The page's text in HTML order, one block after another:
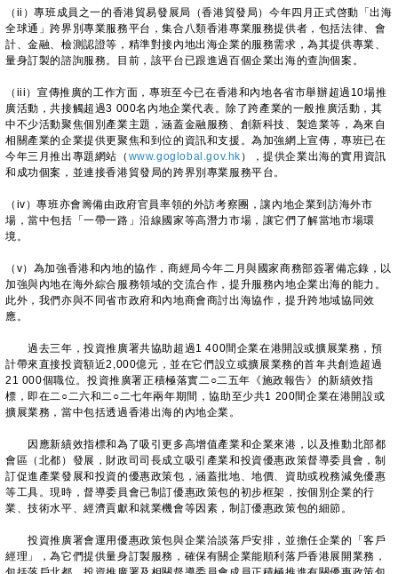
（ii）專班成員之一的香港貿易發展局（香港貿發局）今年四月正式啓動「出海
全球通」跨界別專業服務平台，集合八類香港專業服務提供者，包括法律、會
計、金融、檢測認證等，精準對接內地出海企業的服務需求，為其提供專業、
量身訂製的諮詢服務。目前，該平台已跟進過百個企業出海的查詢個案。
（iii）宣傳推廣的工作方面，專班至今已在香港和內地各省市舉辦超過10場推
廣活動，共接觸超過3 000名內地企業代表。除了跨產業的一般推廣活動，其
中不少活動聚焦個別產業主題，涵蓋金融服務、創新科技、製造業等，為來自
相關產業的企業提供更聚焦和到位的資訊和支援。為加強網上宣傳，專班已在
今年三月推出專題網站（ www.goglobal.gov.hk ），提供企業出海的實用資訊
和成功個案，並連接香港貿發局的跨界別專業服務平台。
（iv）專班亦會籌備由政府官員率領的外訪考察團，讓內地企業到訪海外市
場，當中包括「一帶一路」沿線國家等高潛力市場，讓它們了解當地市場環
境。
（v）為加強香港和內地的協作，商經局今年二月與國家商務部簽署備忘錄，以
加強與內地在海外綜合服務領域的交流合作，提升服務內地企業出海的能力。
此外，我們亦與不同省市政府和內地商會商討出海協作，提升跨地域協同效
應。
過去三年，投資推廣署共協助超過1 400間企業在港開設或擴展業務，預
計帶來直接投資額近2,000億元，並在它們設立或擴展業務的首年共創造超過
21 000個職位。投資推廣署正積極落實二○二五年《施政報告》的新績效指
標，即在二○二六和二○二七年兩年期間，協助至少共1 200間企業在港開設或
擴展業務，當中包括透過香港出海的內地企業。
因應新績效指標和為了吸引更多高增值產業和企業來港，以及推動北部都
會區（北都）發展，財政司司長成立吸引產業和投資優惠政策督導委員會，制
訂促進產業發展和投資的優惠政策包，涵蓋批地、地價、資助或稅務減免優惠
等工具。現時，督導委員會已制訂優惠政策包的初步框架，按個別企業的行
業、技術水平、經濟貢獻和就業機會等因素，制訂優惠政策包的細節。
投資推廣署會運用優惠政策包與企業洽談落戶安排，並擔任企業的「客戶
經理」，為它們提供量身訂製服務，確保有關企業能順利落戶香港展開業務，